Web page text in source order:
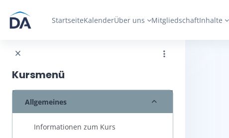
StartseiteKalenderÜber uns MitgliedschaftInhalte
Kursmenü
Allgemeines Einklappen
Informationen zum Kurs